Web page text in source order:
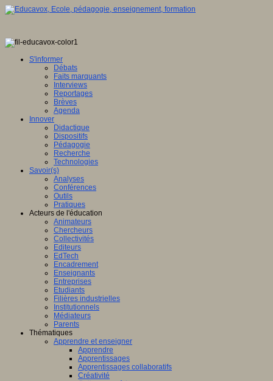
S'informer
Débats
Faits marquants
Interviews
Reportages
Brèves
Agenda
Innover
Didactique
Dispositifs
Pédagogie
Recherche
Technologies
Savoir(s)
Analyses
Conférences
Outils
Pratiques
Acteurs de l'éducation
Animateurs
Chercheurs
Collectivités
Editeurs
EdTech
Encadrement
Enseignants
Entreprises
Etudiants
Filières industrielles
Institutionnels
Médiateurs
Parents
Thématiques
Apprendre et enseigner
Apprendre
Apprentissages
Apprentissages collaboratifs
Créativité